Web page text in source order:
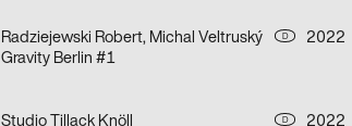
Radziejewski Robert, Michal Veltruský D
2022
Gravity Berlin #1
Studio Tillack Knöll D
2022